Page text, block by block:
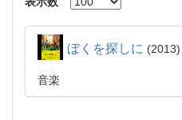
ぼくを探しに 2013
音楽